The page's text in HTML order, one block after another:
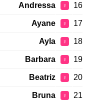
16
♀
Andressa
17
♀
Ayane
18
♀
Ayla
19
♀
Barbara
20
♀
Beatriz
21
♀
Bruna